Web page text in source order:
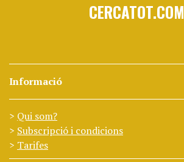
CERCATOT.COM
Informació
Qui som?
Subscripció i condicions
Tarifes